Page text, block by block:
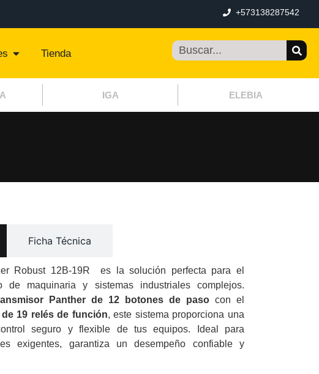
+573138287542
Tienda
IGA ELEBIA
Ficha Técnica
Robust 12B-19R es la solución perfecta para el
de maquinaria y sistemas industriales complejos.
Panther de 12 botones de pasocon el
19 relés de función, este sistema proporciona una
seguro y flexible de tus equipos. Ideal para
exigentes, garantiza un desempeño confiable y